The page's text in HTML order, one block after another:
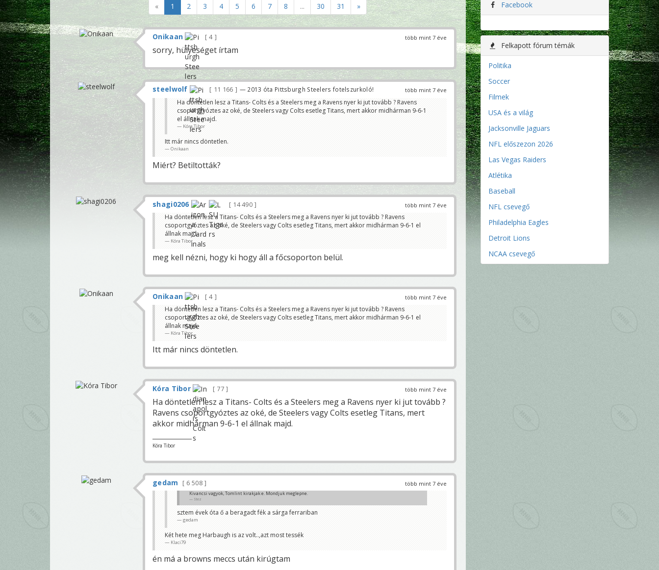
« 1 2 3 4 5 6 7 8 ... 30 31 »
több mint 7 éve
Onikaan 4
sorry, hülyeséget írtam
több mint 7 éve
steelwolf 11 166 — 2013 óta Pittsburgh Steelers fotelszurkoló!
Ha döntetlen lesz a Titans- Colts és a Steelers meg a Ravens nyer ki jut tovább ? Ravens
csoportgyóztes az oké, de Steelers vagy Colts esetleg Titans, mert akkor midhárman 9-6-1
el állnak majd.
Kóra Tibor
Itt már nincs döntetlen.
Onikaan
Miért? Betiltották?
több mint 7 éve
shagi0206
14 490
Ha döntetlen lesz a Titans- Colts és a Steelers meg a Ravens nyer ki jut tovább ? Ravens
csoportgyóztes az oké, de Steelers vagy Colts esetleg Titans, mert akkor midhárman 9-6-1 el
állnak majd.
Kóra Tibor
meg kell nézni, hogy ki hogy áll a főcsoporton belül.
több mint 7 éve
Onikaan
4
Ha döntetlen lesz a Titans- Colts és a Steelers meg a Ravens nyer ki jut tovább ? Ravens
csoportgyóztes az oké, de Steelers vagy Colts esetleg Titans, mert akkor midhárman 9-6-1 el
állnak majd.
Kóra Tibor
Itt már nincs döntetlen.
több mint 7 éve
Kóra Tibor 77
Ha döntetlen lesz a Titans- Colts és a Steelers meg a Ravens nyer ki jut tovább ?
Ravens csoportgyóztes az oké, de Steelers vagy Colts esetleg Titans, mert
akkor midhárman 9-6-1 el állnak majd.
Kóra Tibor
több mint 7 éve
gedam 6 508
Kivancsi vagyok, Tomlint kirakjak e. Mondjuk meglepne.
Stez
sztem évek óta ő a beragadt fék a sárga ferrariban
gedam
Két hete meg Harbaugh is az volt..,azt most tessék
Klaci79
én má a browns meccs után kirúgtam
Facebook
Felkapott fórum témák
Politika
Soccer
Filmek
USA és a világ
Jacksonville Jaguars
NFL előszezon 2026
Las Vegas Raiders
Atlétika
Baseball
NFL csevegő
Philadelphia Eagles
Detroit Lions
NCAA csevegő